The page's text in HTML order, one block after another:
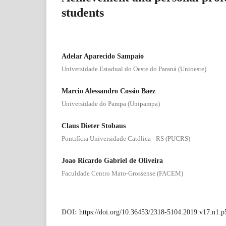
students
Adelar Aparecido Sampaio
Universidade Estadual do Oeste do Paraná (Unioeste)
Marcio Alessandro Cossio Baez
Universidade do Pampa (Unipampa)
Claus Dieter Stobaus
Pontifícia Universidade Católica - RS (PUCRS)
Joao Ricardo Gabriel de Oliveira
Faculdade Centro Mato-Grossense (FACEM)
DOI: https://doi.org/10.36453/2318-